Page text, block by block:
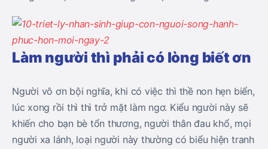
Làm người thì phải có lòng biết ơn
Người vô ơn bội nghĩa, khi có việc thì thề non hẹn biển,
lúc xong rồi thì thì trở mặt làm ngơ. Kiểu người này sẽ
khiến cho bạn bè tổn thương, người thân đau khổ, mọi
người xa lánh, loại người này thường có biểu hiện tranh